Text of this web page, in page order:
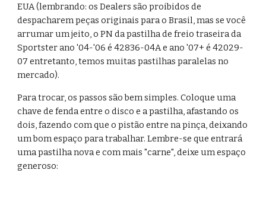
EUA (lembrando: os Dealers são proibidos de
despacharem peças originais para o Brasil, mas se você
arrumar um jeito, o PN da pastilha de freio traseira da
Sportster ano '04-'06 é 42836-04A e ano '07+ é 42029-
07 entretanto, temos muitas pastilhas paralelas no
mercado).
Para trocar, os passos são bem simples. Coloque uma
chave de fenda entre o disco e a pastilha, afastando os
dois, fazendo com que o pistão entre na pinça, deixando
um bom espaço para trabalhar. Lembre-se que entrará
uma pastilha nova e com mais "carne", deixe um espaço
generoso: